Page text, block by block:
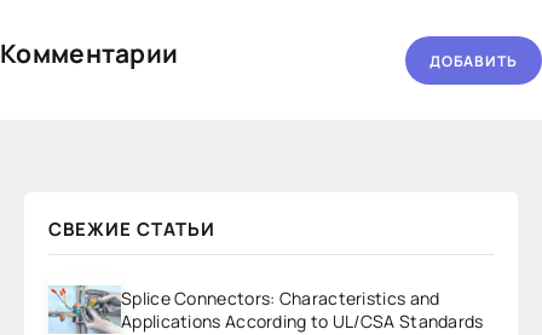
Комментарии ДОБАВИТЬ
СВЕЖИЕ СТАТЬИ
Splice Connectors: Characteristics and
Applications According to UL/CSA Standards